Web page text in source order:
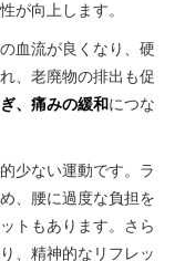
が向上します。
血流が良くなり、硬
、老廃物の排出も促
、痛みの緩和につな
少ない運動です。ラ
、腰に過度な負担を
トもあります。さら
、精神的なリフレッ